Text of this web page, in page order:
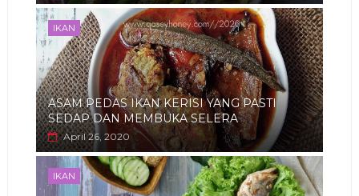
IKAN
ASAM PEDAS IKAN KERISI YANG PASTI
SEDAP DAN MEMBUKA SELERA
April 26, 2020
IKAN